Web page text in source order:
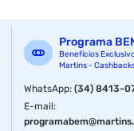
Programa
Benefícios
Martins -
WhatsApp:(34) 8413-
E-mail: